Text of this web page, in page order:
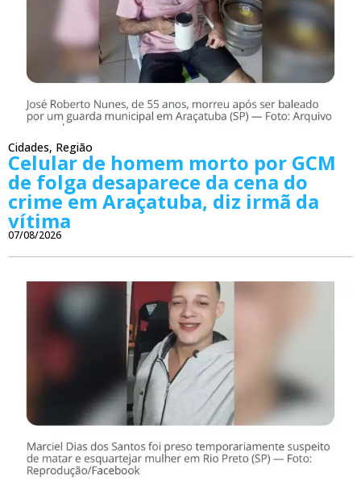
Cidades, Região
Celular de homem morto por GCM
de folga desaparece da cena do
crime em Araçatuba, diz irmã da
vítima
07/08/2026